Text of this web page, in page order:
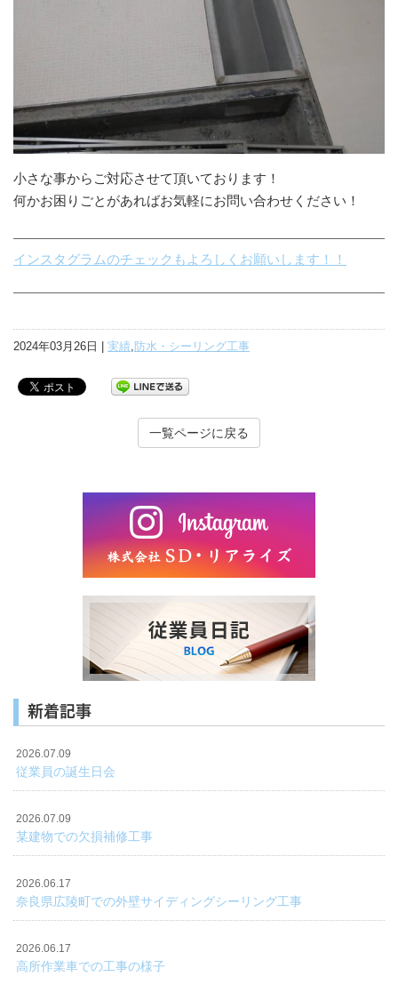
小さな事からご対応させて頂いております！
何かお困りごとがあればお気軽にお問い合わせください！
インスタグラムのチェックもよろしくお願いします！！
2024年03月26日 | 実績, 防水・シーリング工事
一覧ページに戻る
新着記事
2026.07.09
従業員の誕生日会
2026.07.09
某建物での欠損補修工事
2026.06.17
奈良県広陵町での外壁サイディングシーリング工事
2026.06.17
高所作業車での工事の様子